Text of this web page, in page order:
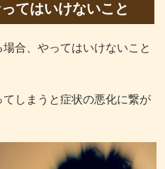
てはいけないこと
合、やってはいけないこと
しまうと症状の悪化に繋が